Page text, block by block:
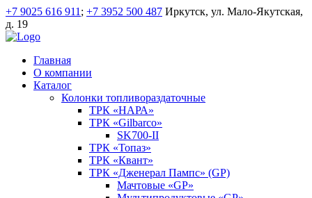
+7 9025 616 911 ; +7 3952 500 487 Иркутск, ул. Мало-Якутская,
д. 19
Главная
О компании
Каталог
Колонки топливораздаточные
ТРК «НАРА»
ТРК «Gilbarco»
SK700-II
ТРК «Топаз»
ТРК «Квант»
ТРК «Дженерал Пампс» (GP)
Мачтовые «GP»